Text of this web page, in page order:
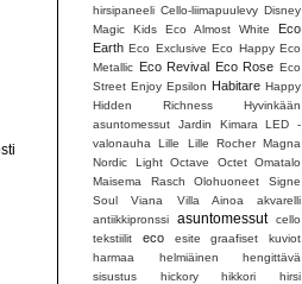
hirsipaneeli Cello-liimapuulevy Disney
Magic Kids
Eco Almost White
Eco
Earth Eco Exclusive Eco Happy Eco
Metallic Eco Revival Eco Rose Eco
Street Enjoy Epsilon Habitare Happy
Hidden Richness
Hyvinkään
asuntomessut
Jardin Kimara
LED -
valonauha
Lille Lille Rocher Magna
Nordic Light Octave Octet Omatalo
Maisema
Rasch Olohuoneet
Signe
Soul
Viana Villa Ainoa
akvarelli
antiikkipronssi
asuntomessut
cello
tekstiilit
eco esite
graafiset kuviot
harmaa
helmiäinen
hengittävä
sisustus
hickory hikkori
hirsi